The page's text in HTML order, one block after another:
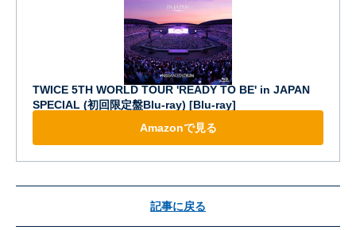
TWICE 5TH WORLD TOUR 'READY TO BE' in JAPAN
SPECIAL (初回限定盤Blu-ray) [Blu-ray]
Amazonで見る
記事に戻る